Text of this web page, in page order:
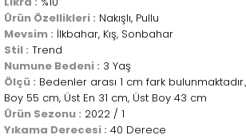
Ürün Özellikleri : Nakışlı, Pullu
Mevsim : İlkbahar, Kış, Sonbahar
Stil : Trend
Numune Bedeni : 3 Yaş
Ölçü : Bedenler arası 1 cm fark
Boy 55 cm, Üst En 31 cm, Üst Boy 43 cm
Ürün Sezonu : 2022 / 1
Yıkama Derecesi : 40 Derece